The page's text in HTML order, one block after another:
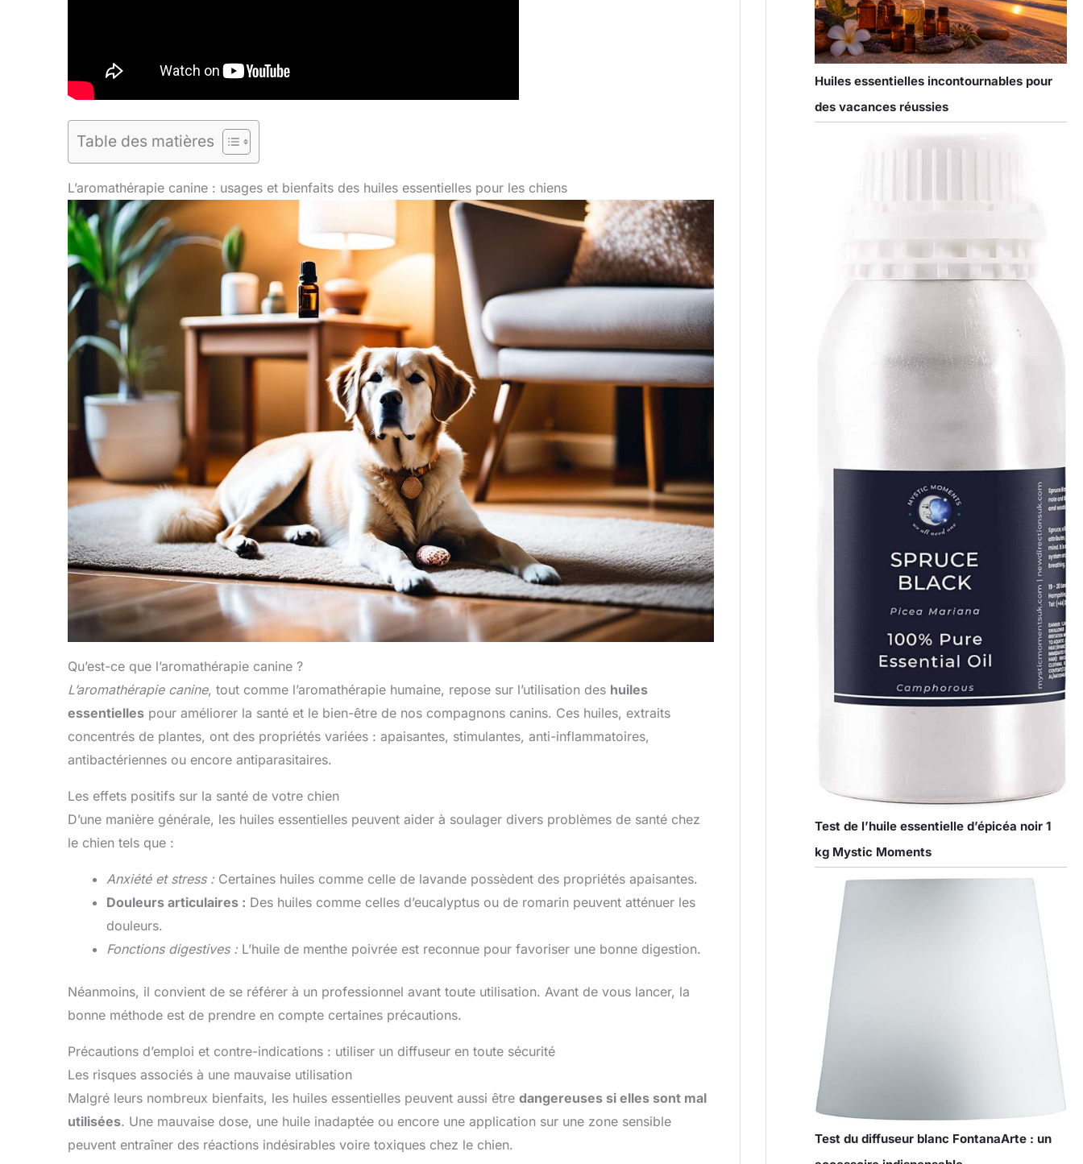
Table des matières
L’aromathérapie canine : usages et bienfaits des huiles essentielles pour les chiens
Qu’est-ce que l’aromathérapie canine ?
L’aromathérapie canine, tout comme l’aromathérapie humaine, repose sur l’utilisation des huiles
essentielles pour améliorer la santé et le bien-être de nos compagnons canins. Ces huiles, extraits
concentrés de plantes, ont des propriétés variées : apaisantes, stimulantes, anti-inflammatoires,
antibactériennes ou encore antiparasitaires.
Les effets positifs sur la santé de votre chien
D’une manière générale, les huiles essentielles peuvent aider à soulager divers problèmes de santé chez
le chien tels que :
Anxiété et stress : Certaines huiles comme celle de lavande possèdent des propriétés apaisantes.
Douleurs articulaires : Des huiles comme celles d’eucalyptus ou de romarin peuvent atténuer les
douleurs.
Fonctions digestives : L’huile de menthe poivrée est reconnue pour favoriser une bonne digestion.
Néanmoins, il convient de se référer à un professionnel avant toute utilisation. Avant de vous lancer, la
bonne méthode est de prendre en compte certaines précautions.
Précautions d’emploi et contre-indications : utiliser un diffuseur en toute sécurité
Les risques associés à une mauvaise utilisation
Malgré leurs nombreux bienfaits, les huiles essentielles peuvent aussi être dangereuses si elles sont mal
utilisées. Une mauvaise dose, une huile inadaptée ou encore une application sur une zone sensible
peuvent entraîner des réactions indésirables voire toxiques chez le chien.
Huiles essentielles incontournables pour
des vacances réussies
Test de l’huile essentielle d’épicéa noir 1
kg Mystic Moments
Test du diffuseur blanc FontanaArte : un